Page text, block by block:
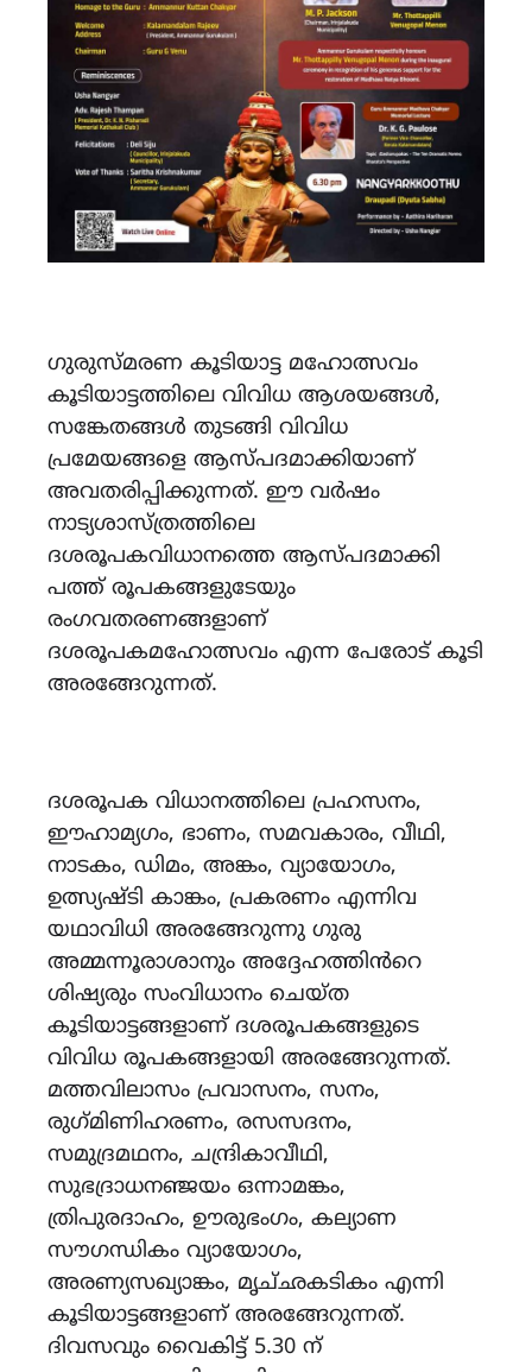
ഗുരുസ്‌മരണ കൂടിയാട്ട മഹോത്സവം
കൂടിയാട്ടത്തിലെ വിവിധ ആശയങ്ങൾ,
സങ്കേതങ്ങൾ തുടങ്ങി വിവിധ
പ്രമേയങ്ങളെ ആസ്‌പദമാക്കിയാണ്
അവതരിപ്പിക്കുന്നത്. ഈ വർഷം
നാട്യശാസ്ത്രത്തിലെ
ദശരൂപകവിധാനത്തെ ആസ്‌പദമാക്കി
പത്ത് രൂപകങ്ങളുടേയും
രംഗവതരണങ്ങളാണ്
ദശരൂപകമഹോത്സവം എന്ന പേരോട് കൂടി
അരങ്ങേറുന്നത്.
ദശരൂപക വിധാനത്തിലെ പ്രഹസനം,
ഈഹാമ്യഗം, ഭാണം, സമവകാരം, വീഥി,
നാടകം, ഡിമം, അങ്കം, വ്യായോഗം,
ഉത്സ്യഷ്ടി കാങ്കം, പ്രകരണം എന്നിവ
യഥാവിധി അരങ്ങേറുന്നു ഗുരു
അമ്മന്നൂരാശാനും അദ്ദേഹത്തിൻറെ
ശിഷ്യരും സംവിധാനം ചെയ്ത
കൂടിയാട്ടങ്ങളാണ് ദശരൂപകങ്ങളുടെ
വിവിധ രൂപകങ്ങളായി അരങ്ങേറുന്നത്.
മത്തവിലാസം പ്രവാസനം, സനം,
രുഗ്‌മിണിഹരണം, രസസദനം,
സമുദ്രമഥനം, ചന്ദ്രികാവീഥി,
സുഭദ്രാധനഞ്ജയം ഒന്നാമങ്കം,
ത്രിപുരദാഹം, ഊരുഭംഗം, കല്യാണ
സൗഗന്ധികം വ്യായോഗം,
അരണ്യസഖ്യാങ്കം, മൃച്‌ഛകടികം എന്നി
കൂടിയാട്ടങ്ങളാണ് അരങ്ങേറുന്നത്.
ദിവസവും വൈകിട്ട് 5.30 ന്